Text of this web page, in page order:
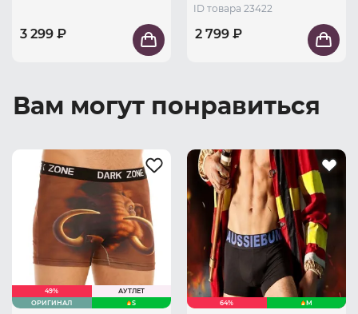
3 299 ₽
ID товара 23422
2 799 ₽
Вам могут понравиться
49%
АУТЛЕТ
ОРИГИНАЛ
S 64% M